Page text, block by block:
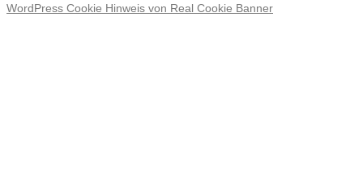
WordPress Cookie Hinweis von Real Cookie Banner